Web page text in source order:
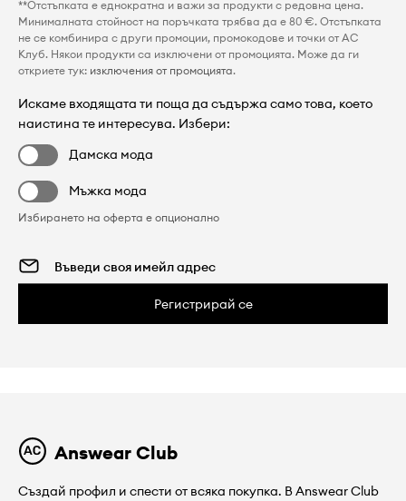
**Отстъпката е еднократна и важи за продукти с редовна цена.
Минималната стойност на поръчката трябва да е 80 €. Отстъпката
не се комбинира с други промоции, промокодове и точки от AC
Клуб. Някои продукти са изключени от промоцията. Може да ги
откриете тук: изключения от промоцията.
Искаме входящата ти поща да съдържа само това, което
наистина те интересува. Избери:
Дамска мода
Мъжка мода
Избирането на оферта е опционално
Регистрирай се
Answear Club
Създай профил и спести от всяка покупка. В Answear Club